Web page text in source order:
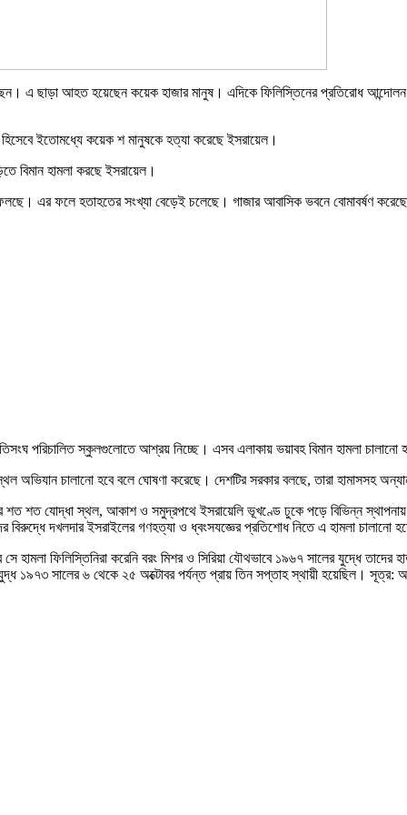
এ ছাড়া আহত হয়েছেন কয়েক হাজার মানুষ। এদিকে ফিলিস্তিনের প্রতিরোধ আন্দোলন
হিসেবে ইতোমধ্যে কয়েক শ মানুষকে হত্যা করেছে ইসরায়েল।
বিমান হামলা করছে ইসরায়েল।
এর ফলে হতাহতের সংখ্যা বেড়েই চলেছে। গাজার আবাসিক ভবনে বোমাবর্ষণ করেছে
পরিচালিত স্কুলগুলোতে আশ্রয় নিচ্ছে। এসব এলাকায় ভয়াবহ বিমান হামলা চালানো
অভিযান চালানো হবে বলে ঘোষণা করেছে। দেশটির সরকার বলছে, তারা হামাসসহ
শত শত যোদ্ধা স্থল, আকাশ ও সমুদ্রপথে ইসরায়েলি ভূখণ্ডে ঢুকে পড়ে বিভিন্ন স্থাপনায়
বিরুদ্ধে দখলদার ইসরাইলের গণহত্যা ও ধ্বংসযজ্ঞের প্রতিশোধ নিতে এ হামলা চালানো
ফিলিস্তিনিরা করেনি বরং মিশর ও সিরিয়া যৌথভাবে ১৯৬৭ সালের যুদ্ধে তাদের
১৯৭৩ সালের ৬ থেকে ২৫ অক্টোবর পর্যন্ত প্রায় তিন সপ্তাহ স্থায়ী হয়েছিল। সূত্র: